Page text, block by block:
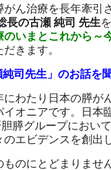
ん治療を長年牽引
長の古瀬 純司 先生
のいまとこれから～
きます。
司先生」のお話を
わたり日本の膵が
イオニアです。日本
膵グループにおい
エビデンスを創出
ものにとどまりませ